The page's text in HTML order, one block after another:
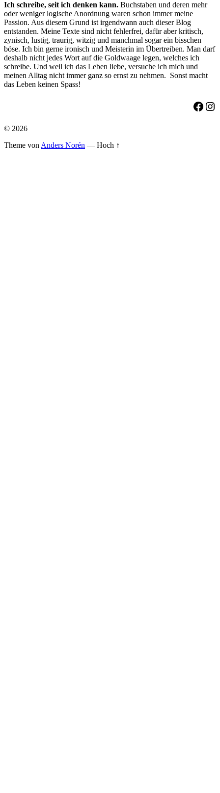
Ich schreibe, seit ich denken kann. Buchstaben und deren mehr
oder weniger logische Anordnung waren schon immer meine
Passion. Aus diesem Grund ist irgendwann auch dieser Blog
entstanden. Meine Texte sind nicht fehlerfrei, dafür aber kritisch,
zynisch, lustig, traurig, witzig und manchmal sogar ein bisschen
böse. Ich bin gerne ironisch und Meisterin im Übertreiben. Man darf
deshalb nicht jedes Wort auf die Goldwaage legen, welches ich
schreibe. Und weil ich das Leben liebe, versuche ich mich und
meinen Alltag nicht immer ganz so ernst zu nehmen. Sonst macht
das Leben keinen Spass!
© 2026
Theme von Anders Norén — Hoch ↑